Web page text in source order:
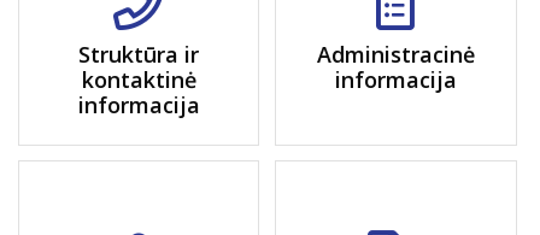
Struktūra ir
kontaktinė
informacija
Administracinė
informacija